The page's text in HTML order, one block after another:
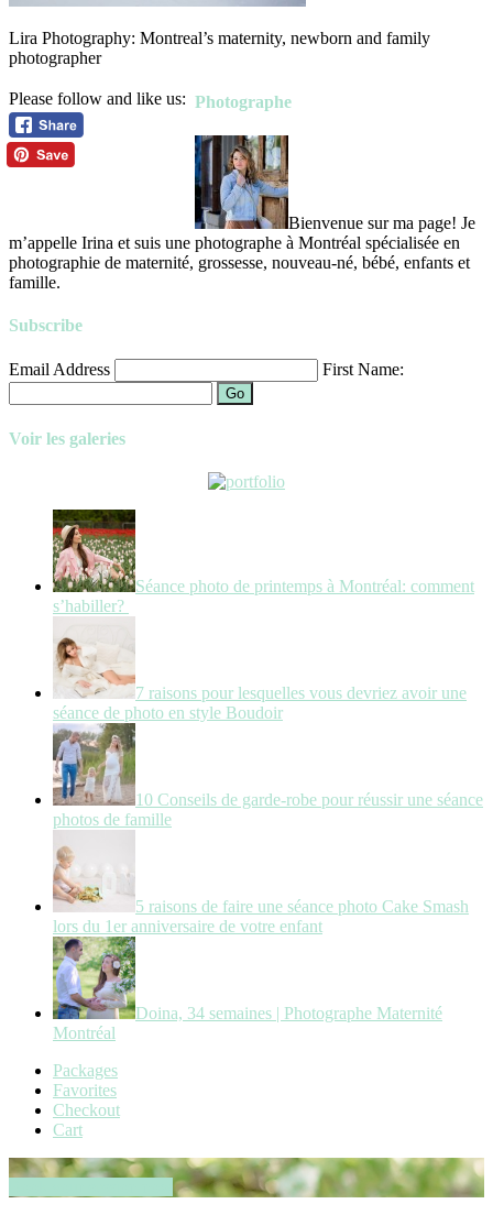
Lira Photography: Montreal’s maternity, newborn and family
photographer
Please follow and like us: Photographe
Bienvenue sur ma page! Je
m’appelle Irina et suis une photographe à Montréal spécialisée en
photographie de maternité, grossesse, nouveau-né, bébé, enfants et
famille.
Subscribe
Email Address First Name:
Go
Voir les galeries
Séance photo de printemps à Montréal: comment
s’habiller?
7 raisons pour lesquelles vous devriez avoir une
séance de photo en style Boudoir
10 Conseils de garde-robe pour réussir une séance
photos de famille
5 raisons de faire une séance photo Cake Smash
lors du 1er anniversaire de votre enfant
Doina, 34 semaines | Photographe Maternité
Montréal
Packages
Favorites
Checkout
Cart